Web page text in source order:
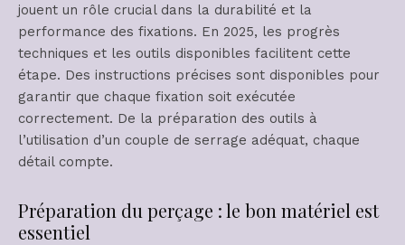
jouent un rôle crucial dans la durabilité et la
performance des fixations. En 2025, les progrès
techniques et les outils disponibles facilitent cette
étape. Des instructions précises sont disponibles pour
garantir que chaque fixation soit exécutée
correctement. De la préparation des outils à
l’utilisation d’un couple de serrage adéquat, chaque
détail compte.
Préparation du perçage : le bon matériel est
essentiel